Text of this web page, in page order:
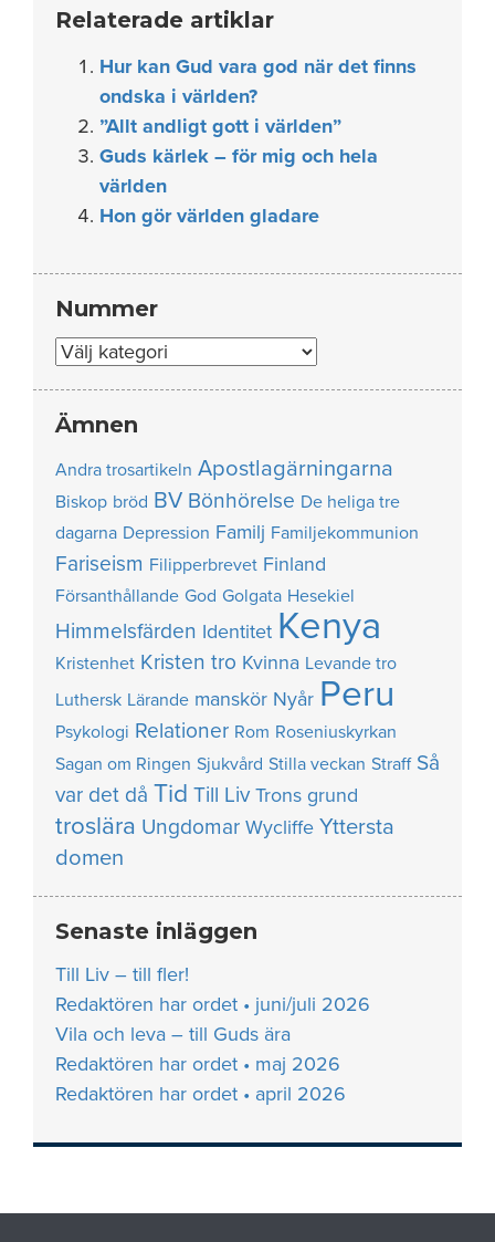
Relaterade artiklar
Hur kan Gud vara god när det finns
ondska i världen?
”Allt andligt gott i världen”
Guds kärlek – för mig och hela
världen
Hon gör världen gladare
Nummer
Nummer
Ämnen
Andra trosartikeln Apostlagärningarna
Biskop bröd BV Bönhörelse De heliga tre
dagarna Depression Familj Familjekommunion
Fariseism Filipperbrevet Finland
Försanthållande God Golgata Hesekiel
Himmelsfärden Identitet Kenya
Kristenhet Kristen tro Kvinna Levande tro
Luthersk Lärande manskör Nyår Peru
Psykologi Relationer Rom Roseniuskyrkan
Sagan om Ringen Sjukvård Stilla veckan Straff Så
var det då Tid Till Liv Trons grund
troslära Ungdomar Wycliffe Yttersta
domen
Senaste inläggen
Till Liv – till fler!
Redaktören har ordet • juni/juli 2026
Vila och leva – till Guds ära
Redaktören har ordet • maj 2026
Redaktören har ordet • april 2026